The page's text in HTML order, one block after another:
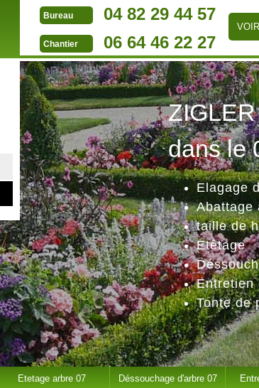
Bureau 04 82 29 44 57
Chantier 06 64 46 22 27
dans le
Elagage
Abattage
taille de
Etêtage
Entretien
Tonte de
Etetage arbre 07 Déssouchage d'arbre 07